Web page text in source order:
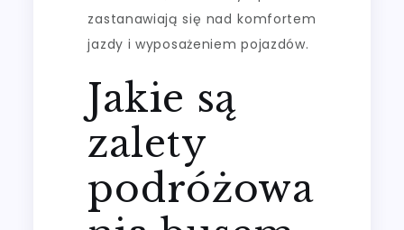
zastanawiają się nad komfortem
jazdy i wyposażeniem pojazdów.
Jakie są
zalety
podróżowa